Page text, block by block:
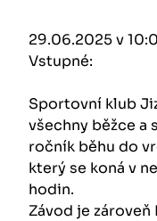
29.06.2025 v
Vstupné:
Sportovní klub
všechny běžce a
ročník běhu do
který se koná v
hodin.
Závod je